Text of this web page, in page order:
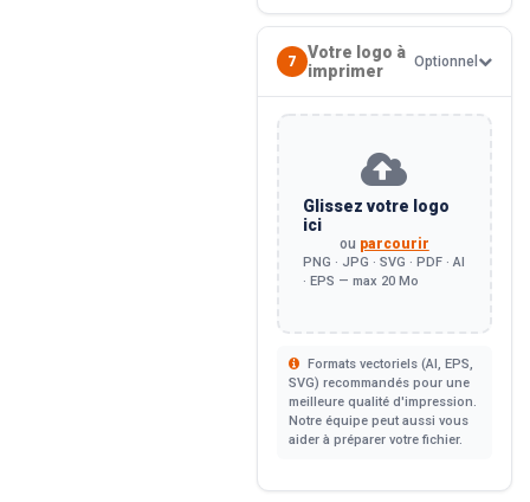
7
Votre logo à
imprimer
Optionnel
Glissez votre logo
ici
ou parcourir
PNG · JPG · SVG · PDF · AI
· EPS — max 20 Mo
Formats vectoriels (AI, EPS,
SVG) recommandés pour une
meilleure qualité d'impression.
Notre équipe peut aussi vous
aider à préparer votre fichier.